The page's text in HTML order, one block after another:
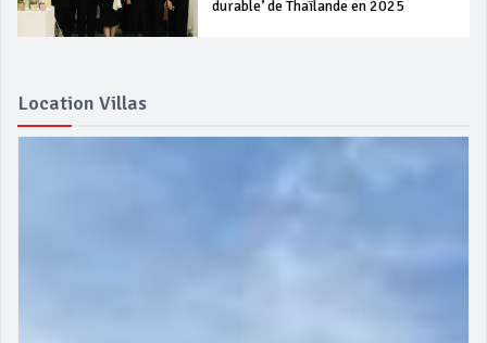
durable’ de Thaïlande en 2025
Location Villas